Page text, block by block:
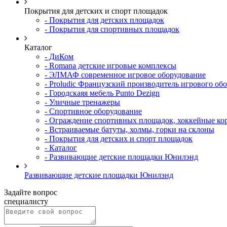
Покрытия для детских и спорт площадок
- Покрытия для детских площадок
- Покрытия для спортивных площадок
Каталог
- ДиКом
- Romana детские игровые комплексы
- ЭЛМАФ современное игровое оборудование
- Proludic Французский производитель игрового
- Городскаяя мебель Punto Dezign
- Уличные тренажеры
- Спортивное оборудование
- Ограждение спортивных площадок, хоккейные
- Встраиваемые батуты, холмы, горки на склоны
- Покрытия для детских и спорт площадок
- Каталог
- Развивающие детские площадки Юнилэнд
Развивающие детские площадки Юнилэнд
Задайте вопрос
специалисту